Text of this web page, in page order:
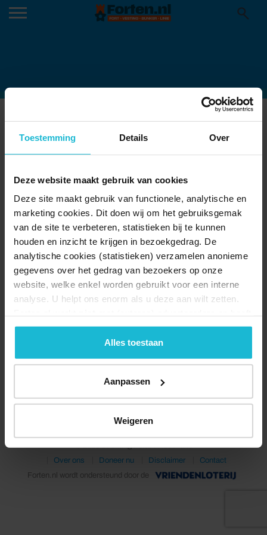
Toestemming Details Over
Deze website maakt gebruik van cookies
Deze site maakt gebruik van functionele, analytische en
marketing cookies. Dit doen wij om het gebruiksgemak
van de site te verbeteren, statistieken bij te kunnen
houden en inzicht te krijgen in bezoekgedrag. De
analytische cookies (statistieken) verzamelen anonieme
gegevens over het gedrag van bezoekers op onze
website, welke enkel worden gebruikt voor een interne
analyse. U helpt ons enorm als u deze aan wilt zetten.
geen commerciële doelstelling. U kunt deze cookies via
de knoppen accepteren, beheren of weigeren.
Alles toestaan
Aanpassen
Weigeren
© 2026 Stichting Forten Nederland
Over ons
Doneer nu Disclaimer
Contact
Forten.nl wordt ondersteund door de